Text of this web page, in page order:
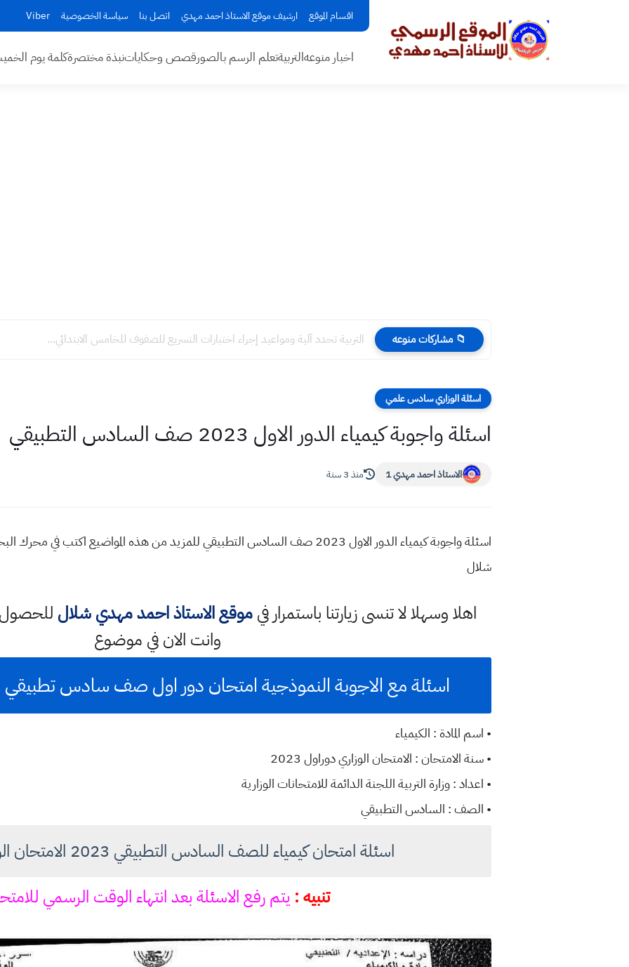
اقسام الموقع ارشيف موقع الاستاذ احمد مهدي اتصل بنا سياسة الخصوصية Viber
اخبار منوعهالتربيةتعلم الرسم بالصورقصص وحكاياتنبذة مختصرةكلمة يوم
📁 مشاركات منوعه التربية تحدد آلية ومواعيد إجراء اختبارات التسريع للصفوف للخامس الابتدائي...
اسئلة الوزاري سادس علمي
اسئلة واجوبة كيمياء الدور الاول 2023 صف السادس التطبيقي
الاستاذ احمد مهدي 1 منذ 3 سنة
اسئلة واجوبة كيمياء الدور الاول 2023 صف السادس التطبيقي للمزيد من هذه المواضيع
شلال
اهلا وسهلالا تنسى زيارتنا باستمرار فيموقع الاستاذ احمد مهدي شلال
وانت الان في موضوع
اسئلة مع الاجوبة النموذجية امتحان دور اول صف سادس تطبيقي 2023 مادة الكيمياء
• اسم المادة : الكيمياء
• سنة الامتحان : الامتحان الوزاري دوراول 2023
• اعداد : وزارة التربية اللجنة الدائمة للامتحانات الوزارية
• الصف : السادس التطبيقي
اسئلة امتحان كيمياء للصف السادس التطبيقي 2023 الامتحان الوزاري دور اول
تنبيه : يتم رفع الاسئلة بعد انتهاء الوقت الرسمي